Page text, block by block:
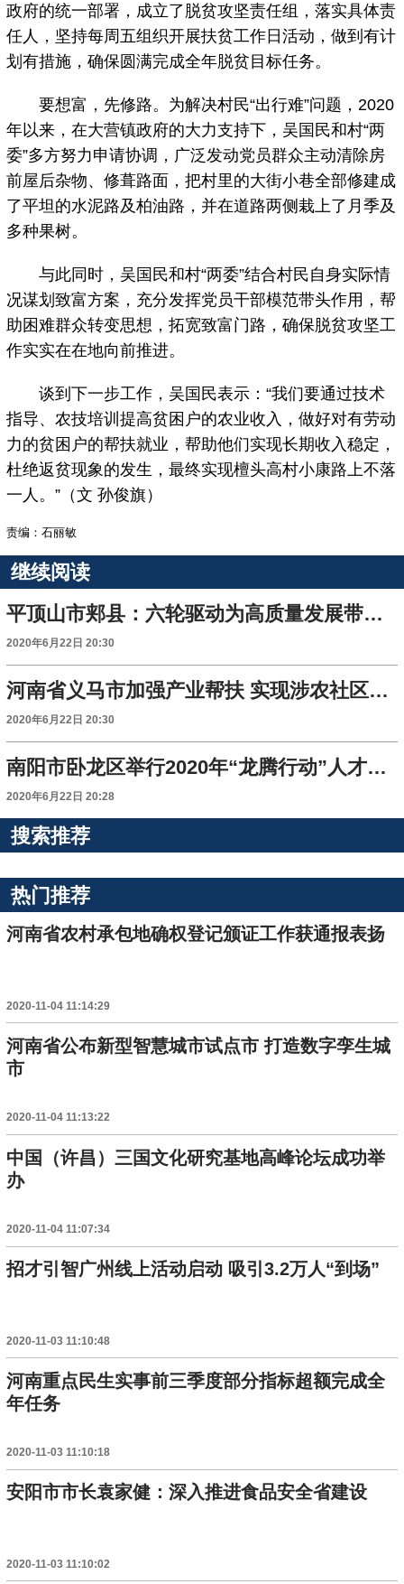
政府的统一部署，成立了脱贫攻坚责任组，落实具体责
任人，坚持每周五组织开展扶贫工作日活动，做到有计
划有措施，确保圆满完成全年脱贫目标任务。
要想富，先修路。为解决村民“出行难”问题，2020
年以来，在大营镇政府的大力支持下，吴国民和村“两
委”多方努力申请协调，广泛发动党员群众主动清除房
前屋后杂物、修葺路面，把村里的大街小巷全部修建成
了平坦的水泥路及柏油路，并在道路两侧栽上了月季及
多种果树。
与此同时，吴国民和村“两委”结合村民自身实际情
况谋划致富方案，充分发挥党员干部模范带头作用，帮
助困难群众转变思想，拓宽致富门路，确保脱贫攻坚工
作实实在在地向前推进。
谈到下一步工作，吴国民表示：“我们要通过技术
指导、农技培训提高贫困户的农业收入，做好对有劳动
力的贫困户的帮扶就业，帮助他们实现长期收入稳定，
杜绝返贫现象的发生，最终实现檀头高村小康路上不落
一人。”（文 孙俊旗）
责编：石丽敏
继续阅读
平顶山市郏县：六轮驱动为高质量发展带来强大引擎
2020年6月22日 20:30
河南省义马市加强产业帮扶 实现涉农社区居民增收
2020年6月22日 20:30
南阳市卧龙区举行2020年“龙腾行动”人才招聘会
2020年6月22日 20:28
搜索推荐
热门推荐
河南省农村承包地确权登记颁证工作获通报表扬
2020-11-04 11:14:29
河南省公布新型智慧城市试点市 打造数字孪生城
市
2020-11-04 11:13:22
中国（许昌）三国文化研究基地高峰论坛成功举
办
2020-11-04 11:07:34
招才引智广州线上活动启动 吸引3.2万人“到场”
2020-11-03 11:10:48
河南重点民生实事前三季度部分指标超额完成全
年任务
2020-11-03 11:10:18
安阳市市长袁家健：深入推进食品安全省建设
2020-11-03 11:10:02